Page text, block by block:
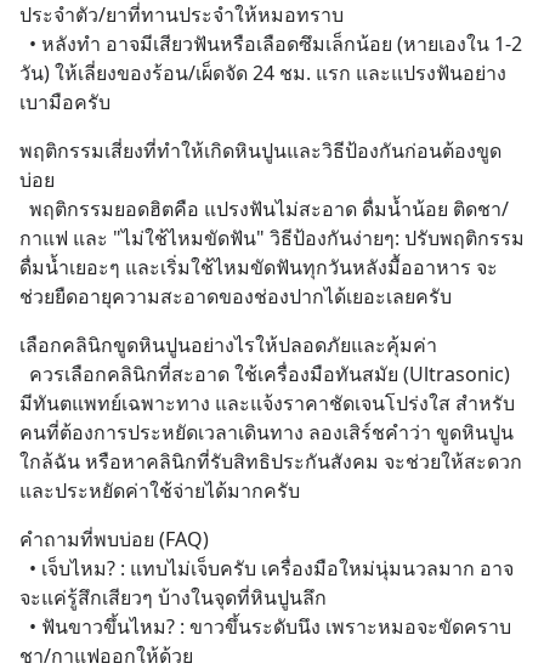
ประจำตัว/ยาที่ทานประจำให้หมอทราบ
วัน) ให้เลี่ยงของร้อน/เผ็ดจัด 24 ชม. แรก และแปรงฟันอย่าง
เบามือครับ
พฤติกรรมเสี่ยงที่ทำให้เกิดหินปูนและวิธีป้องกันก่อนต้องขูด
บ่อย
กาแฟ และ "ไม่ใช้ไหมขัดฟัน" วิธีป้องกันง่ายๆ: ปรับพฤติกรรม
ดื่มน้ำเยอะๆ และเริ่มใช้ไหมขัดฟันทุกวันหลังมื้ออาหาร จะ
ช่วยยืดอายุความสะอาดของช่องปากได้เยอะเลยครับ
เลือกคลินิกขูดหินปูนอย่างไรให้ปลอดภัยและคุ้มค่า
มีทันตแพทย์เฉพาะทาง และแจ้งราคาชัดเจนโปร่งใส สำหรับ
คนที่ต้องการประหยัดเวลาเดินทาง ลองเสิร์ชคำว่า ขูดหินปูน
ใกล้ฉัน หรือหาคลินิกที่รับสิทธิประกันสังคม จะช่วยให้สะดวก
และประหยัดค่าใช้จ่ายได้มากครับ
คำถามที่พบบ่อย (FAQ)
จะแค่รู้สึกเสียวๆ บ้างในจุดที่หินปูนลึก
ชา/กาแฟออกให้ด้วย